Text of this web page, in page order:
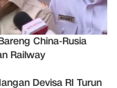
China-Rusia
Railway
Devisa RI Turun